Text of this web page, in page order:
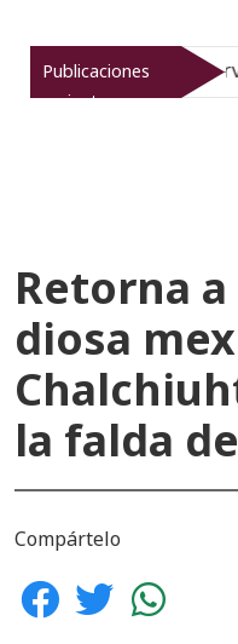
Publicaciones
recientes
gran acervo
Retorna
diosa
la falda
Compártelo